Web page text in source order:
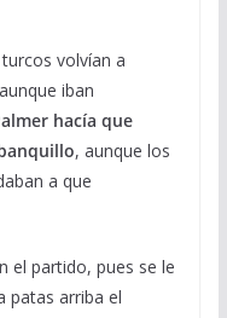
volvían a
iban
hacía que
, aunque los
a que
el partido, pues se le
patas arriba el